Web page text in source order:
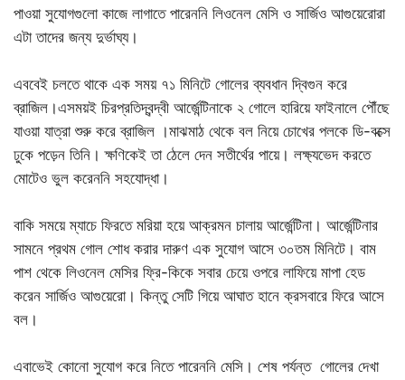
পাওয়া সুযোগগুলো কাজে লাগাতে পারেননি লিওনেল মেসি ও সার্জিও আগুয়েরোরা
এটা তাদের জন্য দুর্ভাঘ্য।
এববেই চলতে থাকে এক সময় ৭১ মিনিটে গোলের ব্যবধান দ্বিগুন করে
ব্রাজিল।এসময়ই চিরপ্রতিদ্বন্দ্বী আর্জেন্টিনাকে ২ গোলে হারিয়ে ফাইনালে পৌঁছে
যাওয়া যাত্রা শুরু করে ব্রাজিল ।মাঝমাঠ থেকে বল নিয়ে চোখের পলকে ডি-বক্সে
ঢুকে পড়েন তিনি। ক্ষণিকেই তা ঠেলে দেন সতীর্থের পায়ে। লক্ষ্যভেদ করতে
মোটেও ভুল করেননি সহযোদ্ধা।
বাকি সময়ে ম্যাচে ফিরতে মরিয়া হয়ে আক্রমন চালায় আর্জেন্টিনা। আর্জেন্টিনার
সামনে প্রথম গোল শোধ করার দারুণ এক সুযোগ আসে ৩০তম মিনিটে। বাম
পাশ থেকে লিওনেল মেসির ফ্রি-কিকে সবার চেয়ে ওপরে লাফিয়ে মাপা হেড
করেন সার্জিও আগুয়েরো। কিন্তু সেটি গিয়ে আঘাত হানে ক্রসবারে ফিরে আসে
বল।
এবাভেই কোনো সুযোগ করে নিতে পারেননি মেসি। শেষ পর্যন্ত গোলের দেখা